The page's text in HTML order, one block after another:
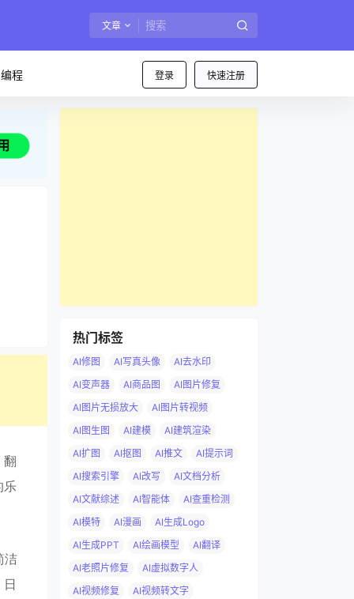
文章
登录 快速注册
程
翻
乐
洁
热门标签
AI修图 AI写真头像
AI去水印
AI变声器
AI商品图
AI图片修复
AI图片无损放大
AI图片转视频
AI图生图
AI建模
AI建筑渲染
AI扩图
AI抠图 AI推文
AI提示词
AI搜索引擎
AI改写
AI文档分析
AI文献综述
AI智能体
AI查重检测
AI模特
AI漫画
AI生成Logo
AI生成PPT
AI绘画模型
AI翻译
AI老照片修复
AI虚拟数字人
AI视频修复
AI视频转文字